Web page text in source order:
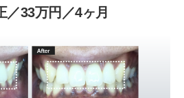
33万円／4ヶ月